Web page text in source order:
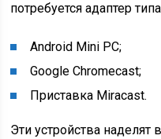
потребуется адаптер
Android Mini PC;
Google Chromecast;
Приставка Miracast.
Эти устройства